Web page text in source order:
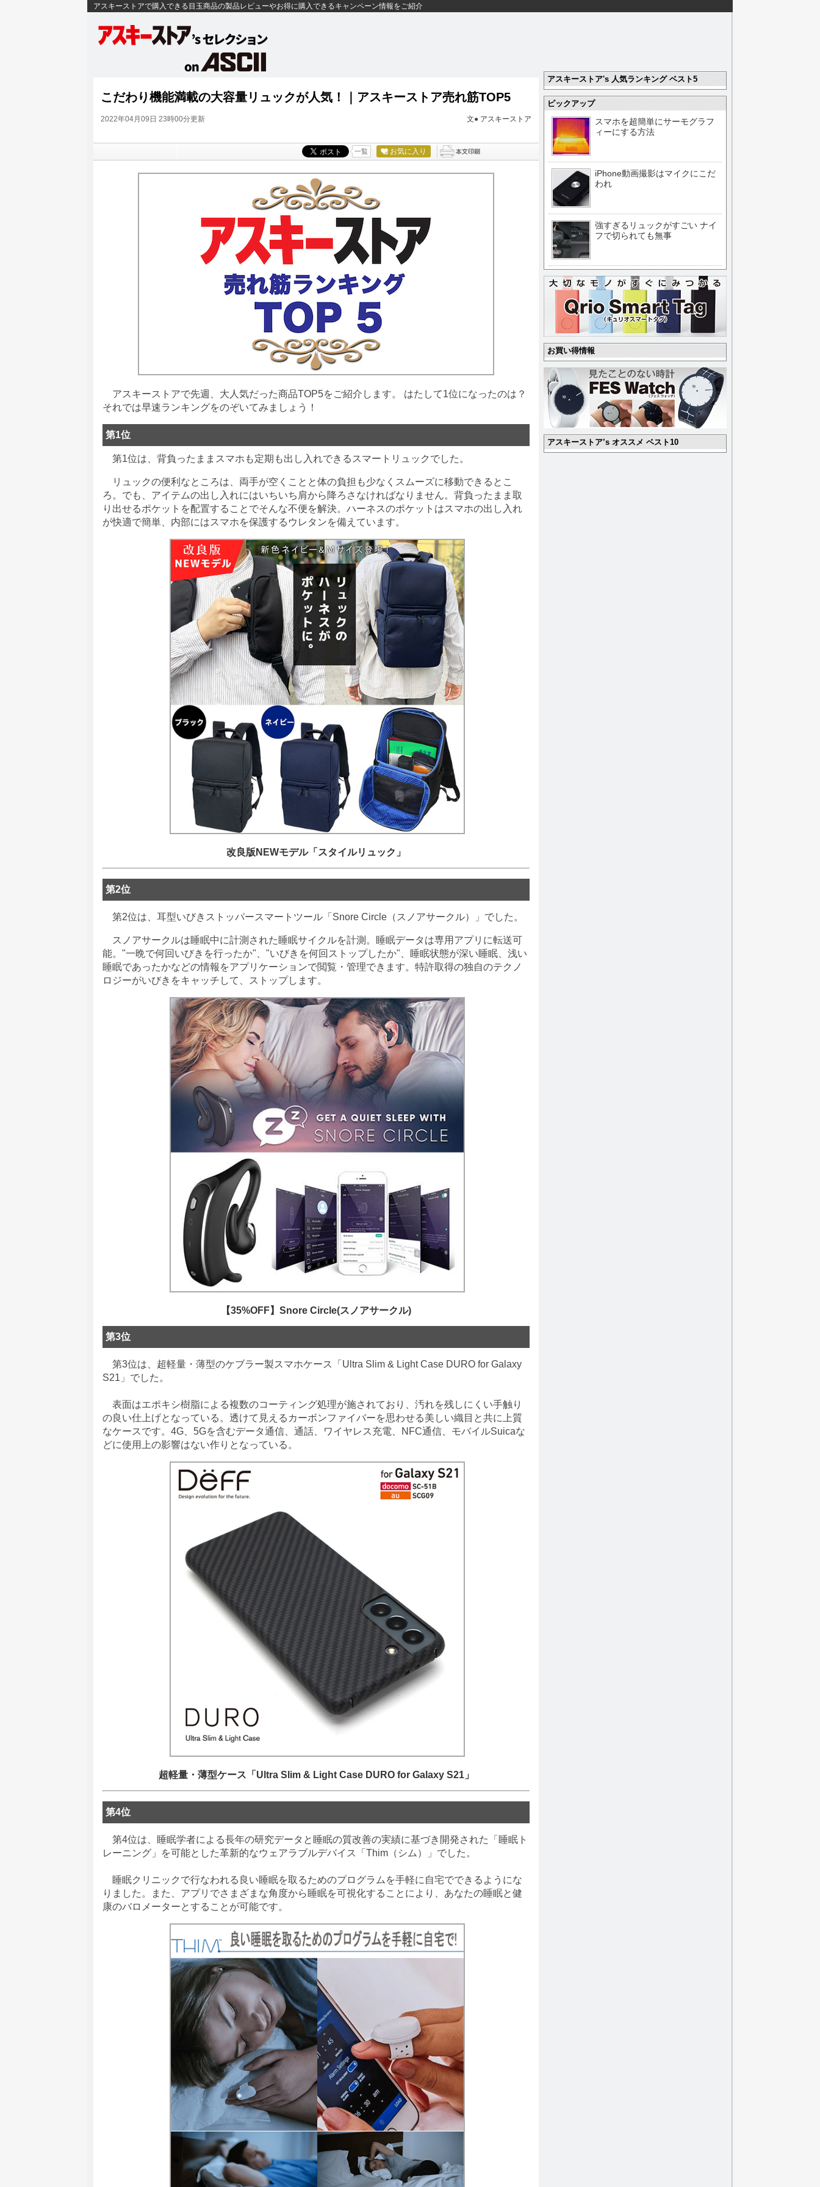
アスキーストアで購入できる目玉商品の製品レビューやお得に購入できるキャンペーン情報をご紹介
こだわり機能満載の大容量リュックが人気！｜アスキーストア売れ筋TOP5
2022年04月09日 23時00分更新 文● アスキーストア
一覧 お気に入り
アスキーストアで先週、大人気だった商品TOP5をご紹介します。 はたして1位になったのは？
それでは早速ランキングをのぞいてみましょう！
第1位
第1位は、背負ったままスマホも定期も出し入れできるスマートリュックでした。
リュックの便利なところは、両手が空くことと体の負担も少なくスムーズに移動できるとこ
ろ。でも、アイテムの出し入れにはいちいち肩から降ろさなければなりません。背負ったまま取
り出せるポケットを配置することでそんな不便を解決。ハーネスのポケットはスマホの出し入れ
が快適で簡単、内部にはスマホを保護するウレタンを備えています。
改良版NEWモデル「スタイルリュック」
第2位
第2位は、耳型いびきストッパースマートツール「Snore Circle（スノアサークル）」でした。
スノアサークルは睡眠中に計測された睡眠サイクルを計測。睡眠データは専用アプリに転送可
能。"一晩で何回いびきを行ったか"、"いびきを何回ストップしたか"、睡眠状態が深い睡眠、浅い
睡眠であったかなどの情報をアプリケーションで閲覧・管理できます。特許取得の独自のテクノ
ロジーがいびきをキャッチして、ストップします。
【35%OFF】Snore Circle(スノアサークル)
第3位
第3位は、超軽量・薄型のケブラー製スマホケース「Ultra Slim & Light Case DURO for Galaxy
S21」でした。
表面はエポキシ樹脂による複数のコーティング処理が施されており、汚れを残しにくい手触り
の良い仕上げとなっている。透けて見えるカーボンファイバーを思わせる美しい織目と共に上質
なケースです。4G、5Gを含むデータ通信、通話、ワイヤレス充電、NFC通信、モバイルSuicaな
どに使用上の影響はない作りとなっている。
超軽量・薄型ケース「Ultra Slim & Light Case DURO for Galaxy S21」
第4位
第4位は、睡眠学者による長年の研究データと睡眠の質改善の実績に基づき開発された「睡眠ト
レーニング」を可能とした革新的なウェアラブルデバイス「Thim（シム）」でした。
睡眠クリニックで行なわれる良い睡眠を取るためのプログラムを手軽に自宅でできるようにな
りました。また、アプリでさまざまな角度から睡眠を可視化することにより、あなたの睡眠と健
康のバロメーターとすることが可能です。
アスキーストア's 人気ランキング ベスト5
ピックアップ
スマホを超簡単にサーモグラフ
ィーにする方法
iPhone動画撮影はマイクにこだ
われ
強すぎるリュックがすごい ナイ
フで切られても無事
お買い得情報
アスキーストア’s オススメ ベスト10